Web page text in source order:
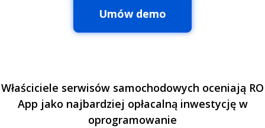
Umów demo
Właściciele serwisów samochodowych oceniają RO
App jako najbardziej opłacalną inwestycję w
oprogramowanie